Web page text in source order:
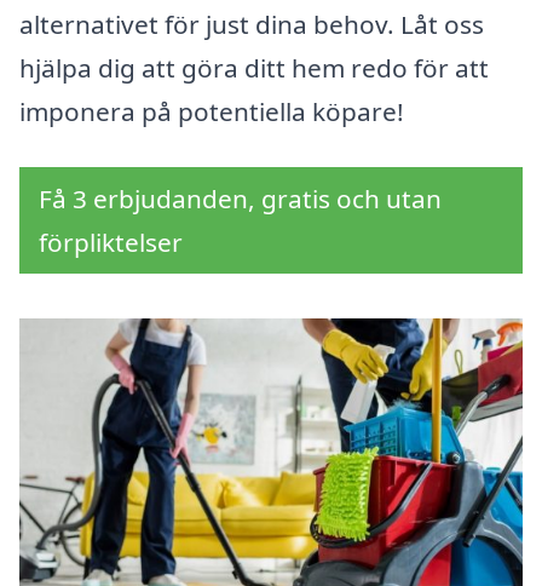
alternativet för just dina behov. Låt oss
hjälpa dig att göra ditt hem redo för att
imponera på potentiella köpare!
Få 3 erbjudanden, gratis och utan
förpliktelser